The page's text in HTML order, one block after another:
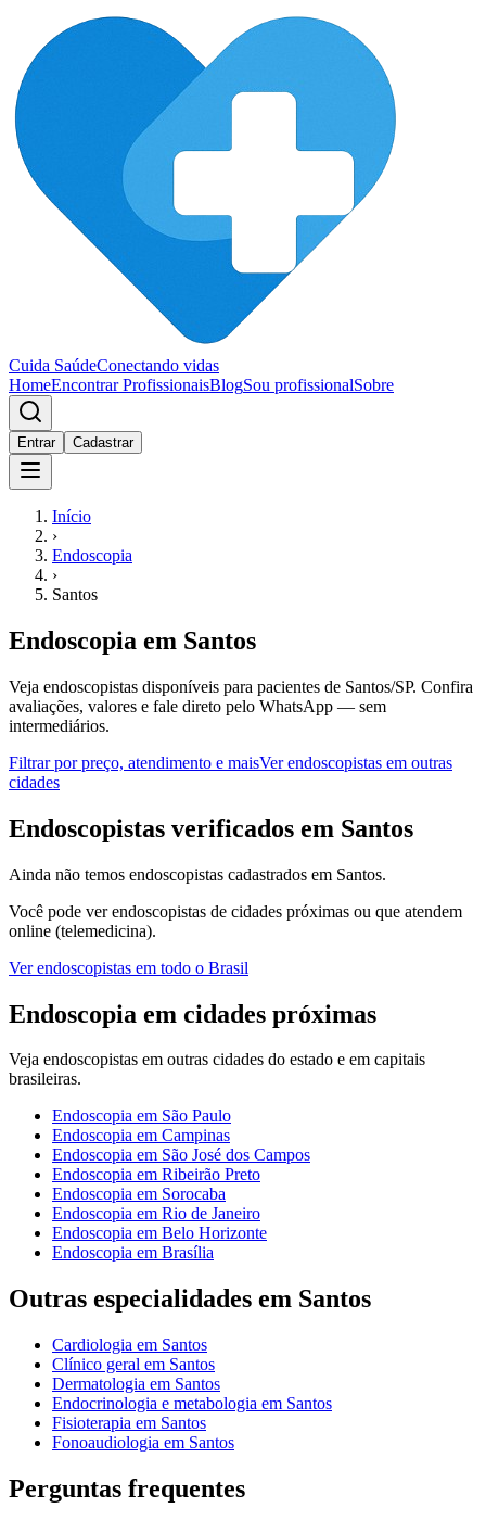
Cuida SaúdeConectando vidas
HomeEncontrar ProfissionaisBlogSou profissionalSobre
Entrar Cadastrar
Início
›
Endoscopia
›
Santos
Endoscopia em Santos
Veja endoscopistas disponíveis para pacientes de Santos/SP. Confira
avaliações, valores e fale direto pelo WhatsApp — sem
intermediários.
Filtrar por preço, atendimento e maisVerendoscopistas em outras
cidades
Endoscopistas verificados em Santos
Ainda não temos endoscopistas cadastrados em Santos.
Você pode verendoscopistas de cidades próximas ou que atendem
online (telemedicina).
Verendoscopistas em todo o Brasil
Endoscopia em cidades próximas
Veja endoscopistas em outras cidades do estado e em capitais
brasileiras.
Endoscopia em São Paulo
Endoscopia em Campinas
Endoscopia em São José dos Campos
Endoscopia em Ribeirão Preto
Endoscopia em Sorocaba
Endoscopia em Rio de Janeiro
Endoscopia em Belo Horizonte
Endoscopia em Brasília
Outras especialidades em Santos
Cardiologia em Santos
Clínico geral em Santos
Dermatologia em Santos
Endocrinologia e metabologia em Santos
Fisioterapia em Santos
Fonoaudiologia em Santos
Perguntas frequentes